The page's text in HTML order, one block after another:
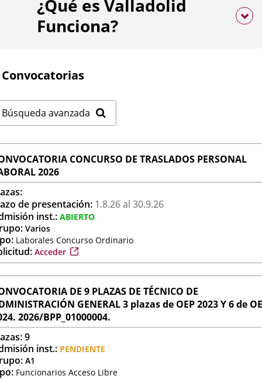
¿Qué es Valladolid
Funciona?
Convocatorias
Búsqueda avanzada
CONCURSO DE TRASLADOS PERSONAL
2026
de presentación: 1.8.26al 30.9.26
inst.: ABIERTO
Varios
Laborales Concurso Ordinario
Acceder
Enlace
a
aplicación
externa.
9
DE 9 PLAZAS DE TÉCNICO DE
GENERAL 3 plazas de OEP 2023 Y 6 de
2026/BPP_01000004.
inst.: PENDIENTE
A1
Funcionarios Acceso Libre